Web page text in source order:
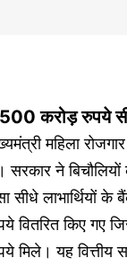
करोड़ रुपये
महिला
सरकार ने
सीधे लाभार्थियों
वितरित किए गए
मिले। यह वित्तीय